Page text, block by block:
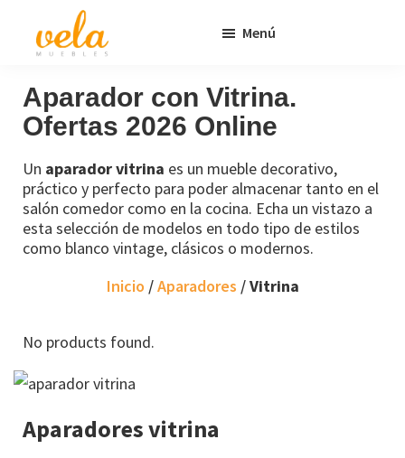
principal
página
Muebles
Baratos
Online
Outlet
Menú
Aparador con Vitrina.
Ofertas 2026 Online
Un aparador vitrina es un mueble decorativo,
práctico y perfecto para poder almacenar tanto en el
salón comedor como en la cocina. Echa un vistazo a
esta selección de modelos en todo tipo de estilos
como blanco vintage, clásicos o modernos.
Inicio /Aparadores /Vitrina
No products found.
Aparadores vitrina